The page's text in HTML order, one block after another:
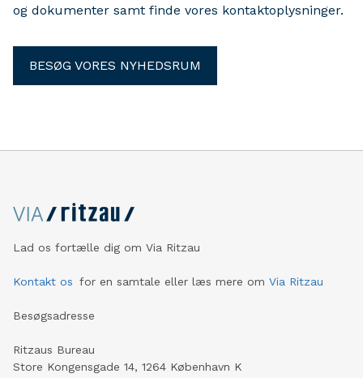
og dokumenter samt finde vores kontaktoplysninger.
BESØG VORES NYHEDSRUM
Lad os fortælle dig om Via Ritzau
Kontakt os for en samtale eller læs mere om Via Ritzau
Besøgsadresse
Ritzaus Bureau
Store Kongensgade 14, 1264 København K